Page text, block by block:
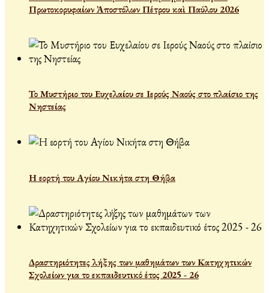
Πρωτοκορυφαίων Ἀποστόλων Πέτρου καὶ Παύλου 2026
Το Μυστήριο του Ευχελαίου σε Ιερούς Ναούς στο πλαίσιο της
Νηστείας
Η εορτή του Αγίου Νικήτα στη Θήβα
Δραστηριότητες λήξης των μαθημάτων των Κατηχητικών
Σχολείων για το εκπαιδευτικό έτος 2025 - 26